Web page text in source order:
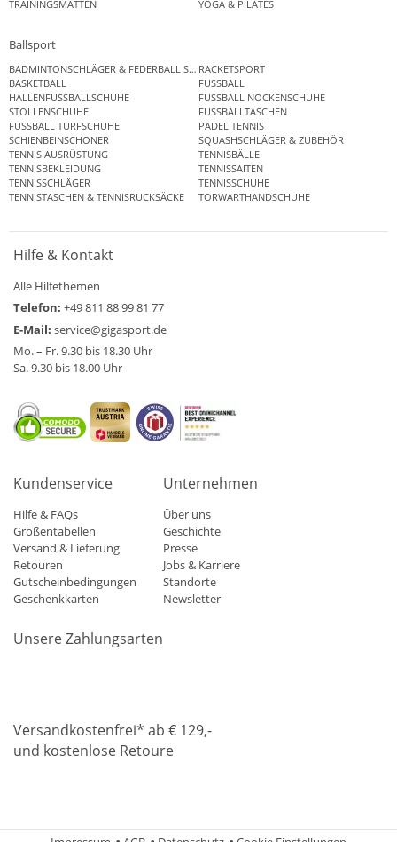
TRAININGSMATTEN
YOGA & PILATES
Ballsport
BADMINTONSCHLÄGER & FEDERBALL SETSRACKETSPORT
BASKETBALL
FUSSBALL
HALLENFUSSBALLSCHUHE
FUSSBALL NOCKENSCHUHE
STOLLENSCHUHE
FUSSBALLTASCHEN
FUSSBALL TURFSCHUHE
PADEL TENNIS
SCHIENBEINSCHONER
SQUASHSCHLÄGER & ZUBEHÖR
TENNIS AUSRÜSTUNG
TENNISBÄLLE
TENNISBEKLEIDUNG
TENNISSAITEN
TENNISSCHLÄGER
TENNISSCHUHE
TENNISTASCHEN & TENNISRUCKSÄCKE
TORWARTHANDSCHUHE
Hilfe & Kontakt
Alle Hilfethemen
Telefon: +49 811 88 99 81 77
E-Mail: service@gigasport.de
Mo. – Fr. 9.30 bis 18.30 Uhr
Sa. 9.30 bis 18.00 Uhr
Kundenservice
Hilfe & FAQs
Größentabellen
Versand & Lieferung
Retouren
Gutscheinbedingungen
Geschenkkarten
Unternehmen
Über uns
Geschichte
Presse
Jobs & Karriere
Standorte
Newsletter
Unsere Zahlungsarten
Versandkostenfrei* ab € 129,-
und kostenlose Retoure